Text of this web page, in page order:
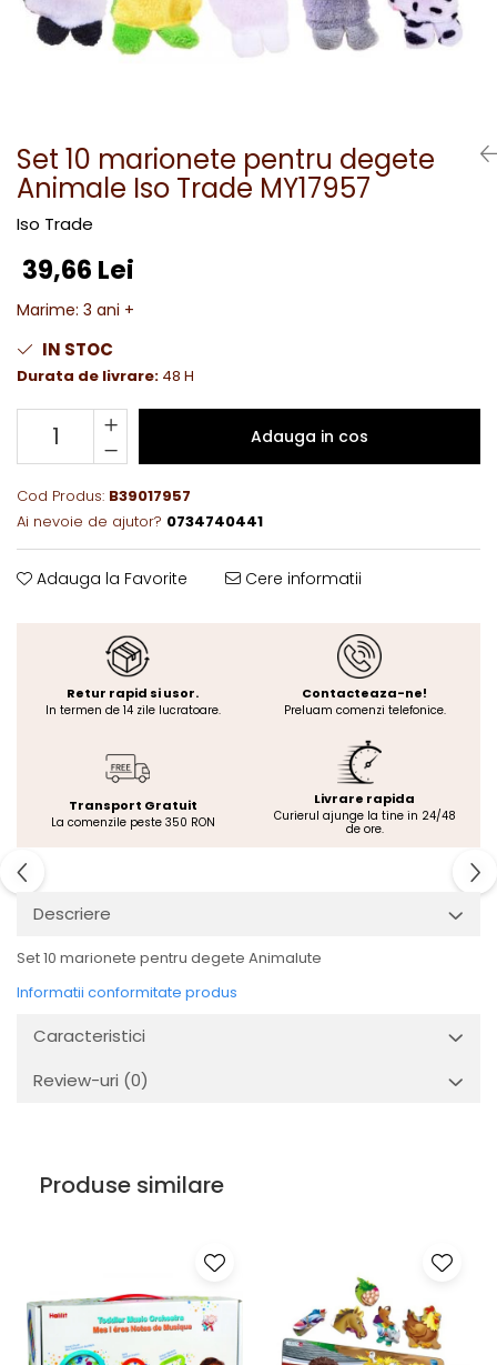
Set 10 marionete pentru degete
Animale Iso Trade MY17957
Iso Trade
39,66 Lei
Marime: 3 ani +
IN STOC
Durata de livrare: 48 H
Adauga in cos
Cod Produs: B39017957
Ai nevoie de ajutor? 0734740441
Adauga la Favorite Cere informatii
Retur rapid si usor.
In termen de 14 zile lucratoare.
Contacteaza-ne!
Preluam comenzi telefonice.
Transport Gratuit
La comenzile peste 350 RON
Livrare rapida
Curierul ajunge la tine in 24/48
de ore.
Descriere
Set 10 marionete pentru degete Animalute
Informatii conformitate produs
Caracteristici
Review-uri (0)
Produse similare